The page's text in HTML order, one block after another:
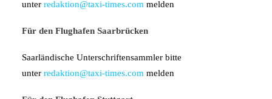
unter redaktion@taxi-times.com melden
Für den Flughafen Saarbrücken
Saarländische Unterschriftensammler bitte
unter redaktion@taxi-times.com melden